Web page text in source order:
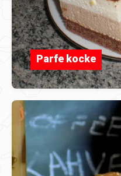
Parfe kocke